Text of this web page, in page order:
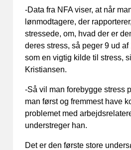
-Data fra NFA viser, at når
lønmodtagere, der
stressede, om, hvad der er
deres stress, så peger 9 ud af
som en vigtig kilde til stress,
Kristiansen.
-Så vil man forebygge stress
man først og fremmest have
problemet med
understreger han.
Det er den første store